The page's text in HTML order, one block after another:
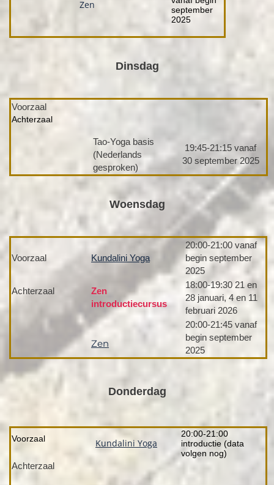
Zen
september
2025
Dinsdag
Voorzaal
Achterzaal
Tao-Yoga basis
(Nederlands
gesproken)
19:45-21:15 vanaf
30 september 2025
Woensdag
Voorzaal Kundalini Yoga
20:00-21:00 vanaf
begin september
2025
Achterzaal
Zen
introductiecursus
18:00-19:30 21 en
28 januari, 4 en 11
februari 2026
Zen
20:00-21:45 vanaf
begin september
2025
Donderdag
Voorzaal Kundalini Yoga
20:00-21:00
introductie (data
volgen nog)
Achterzaal